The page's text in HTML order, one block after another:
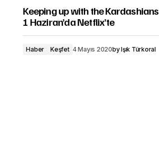
Keeping up with the Kardashians
1 Haziran’da Netflix’te
Haber Keşfet 4 Mayıs 2020byIşık Türkoral